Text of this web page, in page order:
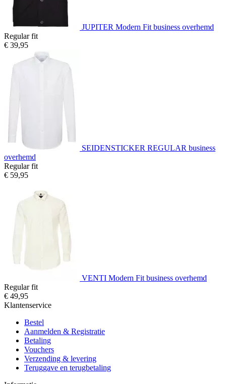
JUPITER Modern Fit business overhemd
Regular fit
€ 39,95
SEIDENSTICKER REGULAR business
overhemd
Regular fit
€ 59,95
VENTI Modern Fit business overhemd
Regular fit
€ 49,95
Klantenservice
Bestel
Aanmelden & Registratie
Betaling
Vouchers
Verzending & levering
Teruggave en terugbetaling